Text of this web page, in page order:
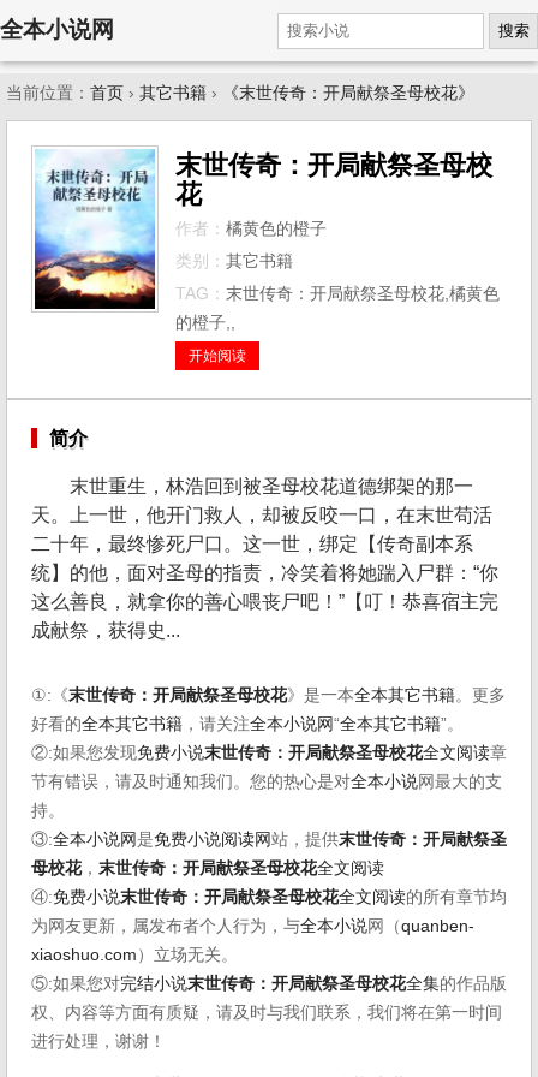
全本小说网 搜索
当前位置： 首页 › 其它书籍 › 《末世传奇：开局献祭圣母校花》
末世传奇：开局献祭圣母校
花
作者： 橘黄色的橙子
类别： 其它书籍
TAG： 末世传奇：开局献祭圣母校花,橘黄色
的橙子,,
开始阅读
简介
末世重生，林浩回到被圣母校花道德绑架的那一
天。上一世，他开门救人，却被反咬一口，在末世苟活
二十年，最终惨死尸口。这一世，绑定【传奇副本系
统】的他，面对圣母的指责，冷笑着将她踹入尸群：“你
这么善良，就拿你的善心喂丧尸吧！”【叮！恭喜宿主完
成献祭，获得史...
①:《末世传奇：开局献祭圣母校花》是一本全本其它书籍。更多
好看的全本其它书籍 ，请关注全本小说网“全本其它书籍”。
②:如果您发现免费小说末世传奇：开局献祭圣母校花全文阅读章
节有错误，请及时通知我们。您的热心是对全本小说网最大的支
持。
③:全本小说网是免费小说阅读网站，提供末世传奇：开局献祭圣
母校花， 末世传奇：开局献祭圣母校花全文阅读
④:免费小说末世传奇：开局献祭圣母校花全文阅读的所有章节均
为网友更新，属发布者个人行为，与全本小说网（quanben-
xiaoshuo.com ）立场无关。
⑤:如果您对完结小说末世传奇：开局献祭圣母校花全集的作品版
权、内容等方面有质疑，请及时与我们联系，我们将在第一时间
进行处理，谢谢！